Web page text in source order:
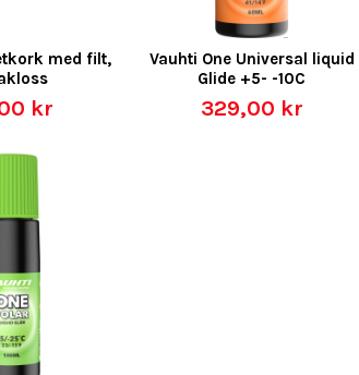
med filt,
kr
Vauhti One Universal liquid
Glide +5- -10C
329,00 kr